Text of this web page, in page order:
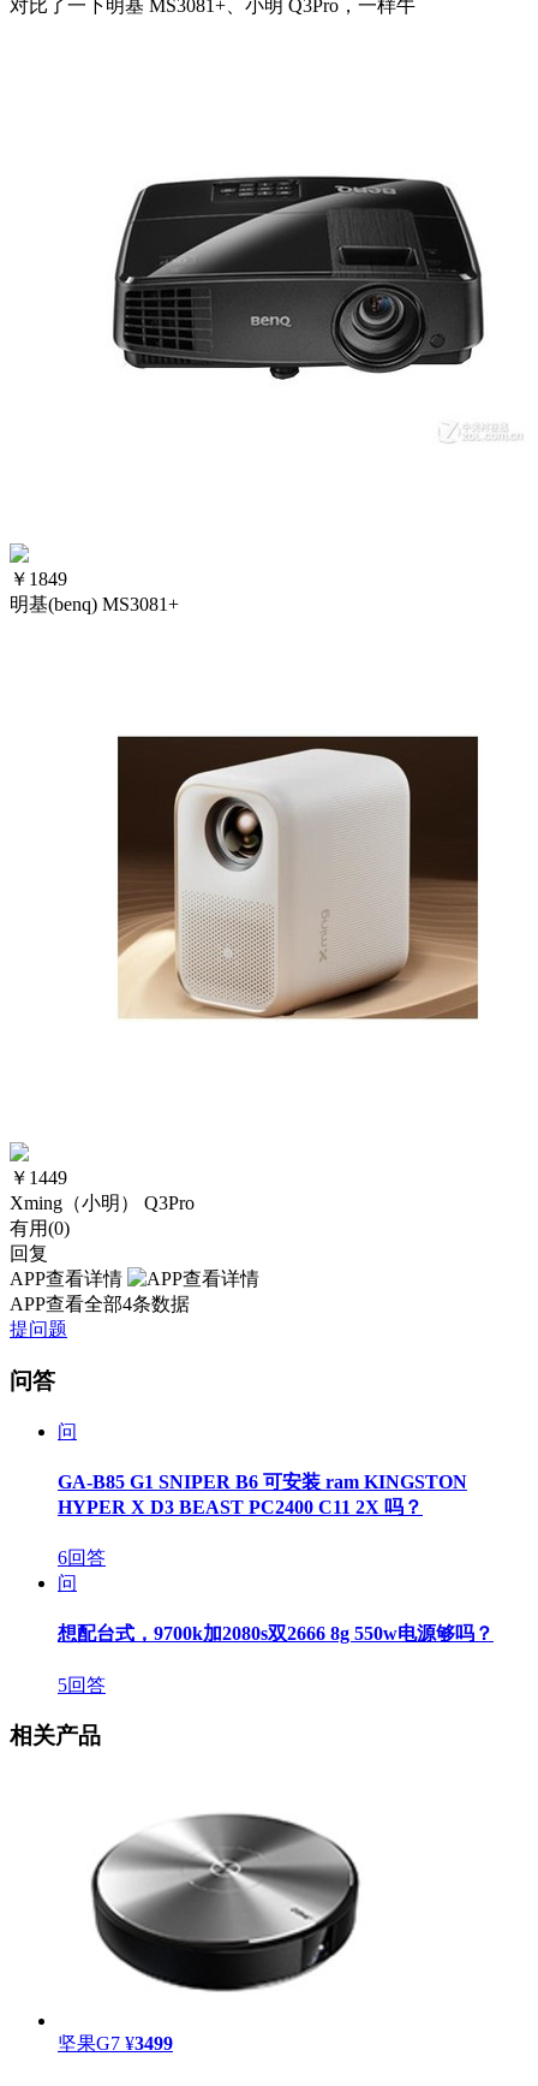
对比了一下明基 MS3081+、小明 Q3Pro，一样牛
￥ 1849
明基(benq) MS3081+
￥ 1449
Xming（小明） Q3Pro
有用(0)
回复
APP查看详情
APP查看全部4条数据
提问题
问答
问
GA-B85 G1 SNIPER B6 可安装 ram KINGSTON
HYPER X D3 BEAST PC2400 C11 2X 吗？
6回答
问
想配台式，9700k加2080s双2666 8g 550w电源够吗？
5回答
相关产品
坚果G7 ¥3499